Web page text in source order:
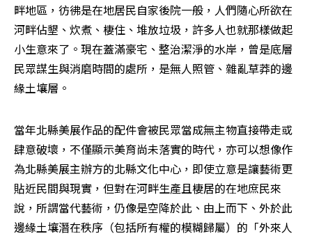
畔地區，彷彿是在地居民自家後院一般，人們隨心所欲在
河畔佔墾、炊煮、棲住、堆放垃圾，許多人也就那樣做起
小生意來了。現在蓋滿豪宅、整治潔淨的水岸，曾是底層
民眾謀生與消磨時間的處所，是無人照管、雜亂草莽的邊
緣土壤層。
當年北縣美展作品的配件會被民眾當成無主物直接帶走或
肆意破壞，不僅顯示美育尚未落實的時代，亦可以想像作
為北縣美展主辦方的北縣文化中心，即使立意是讓藝術更
貼近民間與現實，但對在河畔生產且棲居的在地庶民來
說，所謂當代藝術，仍像是空降於此、由上而下、外於此
邊緣土壤潛在秩序（包括所有權的模糊歸屬）的「外來人